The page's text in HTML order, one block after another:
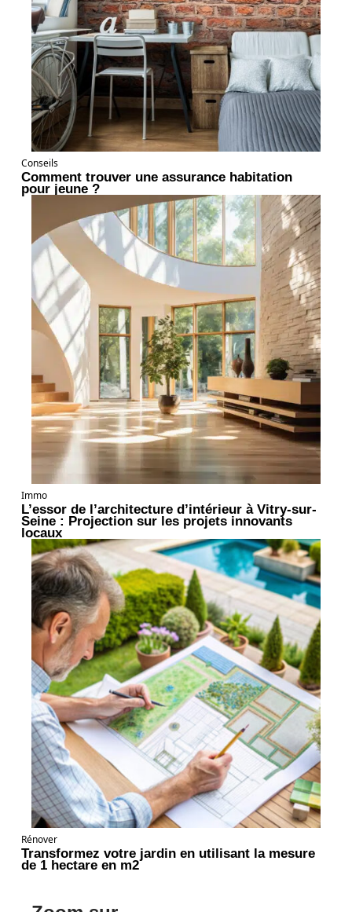
Conseils
Comment trouver une assurance habitation
pour jeune ?
Immo
L’essor de l’architecture d’intérieur à Vitry-sur-
Seine : Projection sur les projets innovants
locaux
Rénover
Transformez votre jardin en utilisant la mesure
de 1 hectare en m2